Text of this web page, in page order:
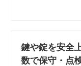
鍵や錠を安全
数で保守・点